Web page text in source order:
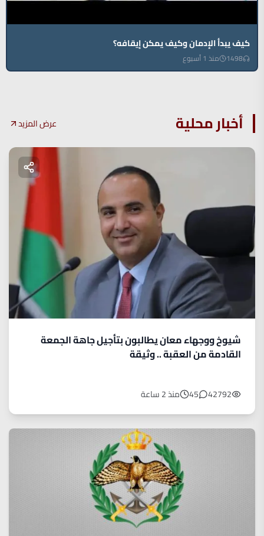
كيف يبدأ الإدمان وكيف يمكن إيقافه؟
1498 منذ 1 أسبوع
أخبار محلية عرض المزيد
شيوخ ووجهاء معان يطالبون بتأجيل جاهة الجمعة
القادمة من العقبة .. وثيقة
42792
45 منذ 2 ساعة